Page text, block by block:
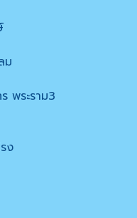
ม
พระราม3
ง